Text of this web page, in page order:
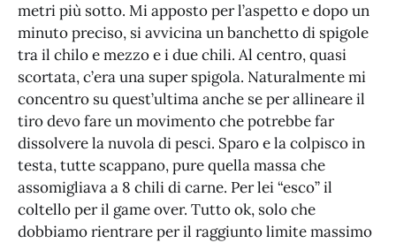
metri più sotto. Mi apposto per l’aspetto e dopo un
minuto preciso, si avvicina un banchetto di spigole
tra il chilo e mezzo e i due chili. Al centro, quasi
scortata, c’era una super spigola. Naturalmente mi
concentro su quest’ultima anche se per allineare il
tiro devo fare un movimento che potrebbe far
dissolvere la nuvola di pesci. Sparo e la colpisco in
testa, tutte scappano, pure quella massa che
assomigliava a 8 chili di carne. Per lei “esco” il
coltello per il game over. Tutto ok, solo che
dobbiamo rientrare per il raggiunto limite massimo